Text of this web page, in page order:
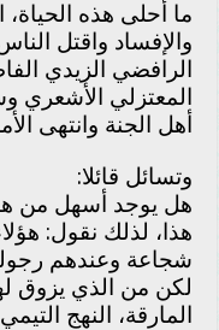
ما أحلى هذه
والإفساد واقتل
الرافضي الزيدي
المعتزلي
أهل الجنة وانتهى
وتسائل قائلا:
هل يوجد أسهل من
هذا، لذلك نقول:
شجاعة وعندهم
لكن من الذي يزوق
المارقة، النهج